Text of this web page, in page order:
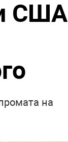
США
на